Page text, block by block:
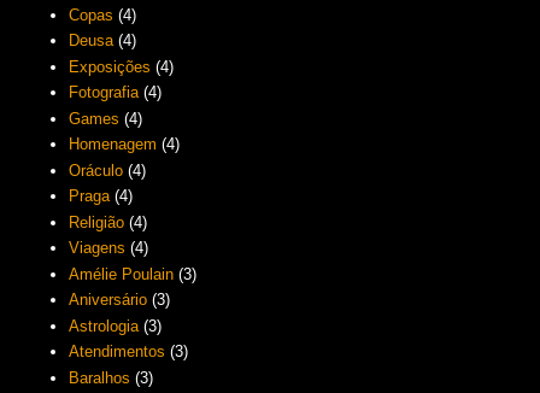
Copas (4)
Deusa (4)
Exposições (4)
Fotografia (4)
Games (4)
Homenagem (4)
Oráculo (4)
Praga (4)
Religião (4)
Viagens (4)
Amélie Poulain (3)
Aniversário (3)
Astrologia (3)
Atendimentos (3)
Baralhos (3)